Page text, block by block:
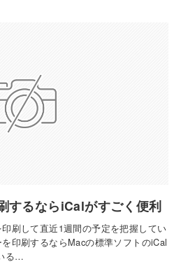
するならiCalがすごく便利
刷して直近1週間の予定を把握してい
印刷するならMacの標準ソフトのiCal
る…